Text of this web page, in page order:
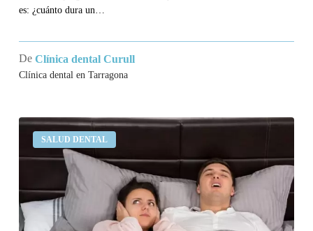
es: ¿cuánto dura un…
De Clínica dental Curull
Clínica dental en Tarragona
SALUD DENTAL
¿Por
qué
roncamos?
alguna
solución